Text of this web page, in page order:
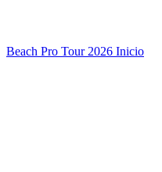
Beach Pro Tour 2026 Inicio